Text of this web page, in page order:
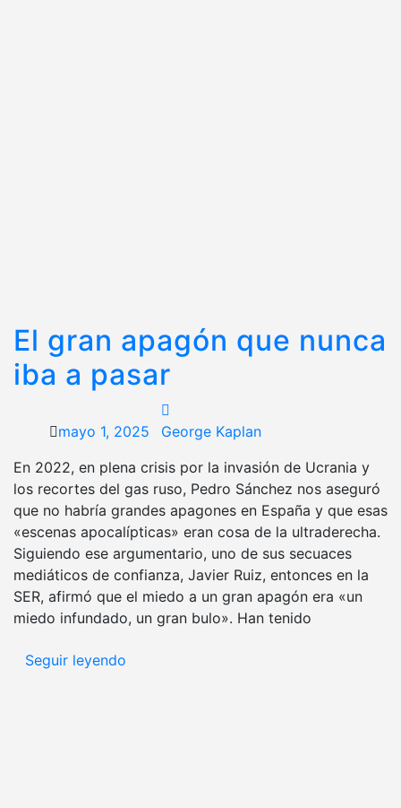
El gran apagón que nunca
iba a pasar
mayo 1, 2025
George Kaplan
En 2022, en plena crisis por la invasión de Ucrania y
los recortes del gas ruso, Pedro Sánchez nos aseguró
que no habría grandes apagones en España y que esas
«escenas apocalípticas» eran cosa de la ultraderecha.
Siguiendo ese argumentario, uno de sus secuaces
mediáticos de confianza, Javier Ruiz, entonces en la
SER, afirmó que el miedo a un gran apagón era «un
miedo infundado, un gran bulo». Han tenido
Seguir leyendo